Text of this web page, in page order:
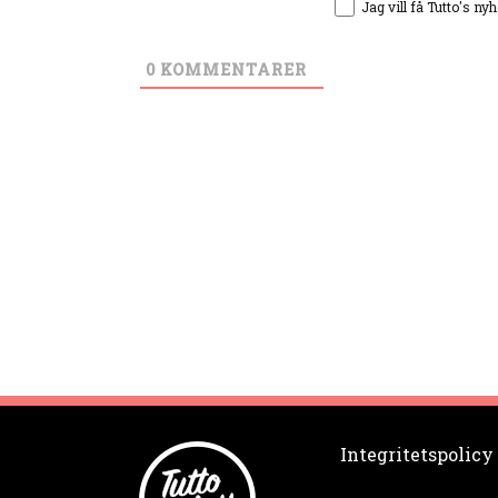
Jag vill få Tutto's
0KOMMENTARER
Integritetspolicy